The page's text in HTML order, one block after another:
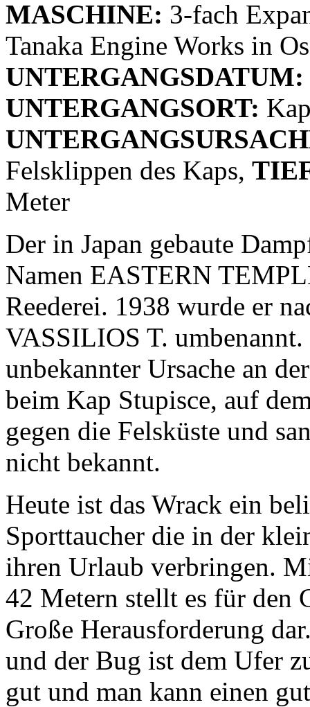
MASCHINE: 3-fach
Tanaka Engine Works in
UNTERGANGSDATUM:
UNTERGANGSORT:
Felsklippen des Kaps,
Meter
Der in Japan gebaute
Namen EASTERN
Reederei. 1938 wurde er
VASSILIOS T.
unbekannter Ursache an
beim Kap Stupisce, auf
gegen die Felsküste und
nicht bekannt.
Heute ist das Wrack ein
Sporttaucher die in der
ihren Urlaub verbringen.
42 Metern stellt es für den
Große Herausforderung
und der Bug ist dem Ufer
gut und man kann einen